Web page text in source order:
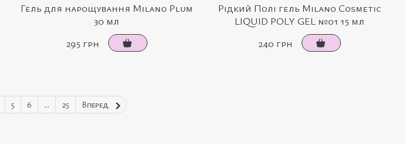
Гель для нарощування Milano Plum
30 мл
295 грн
Рідкий Полі гель Milano Cosmetic
LIQUID POLY GEL №01 15 мл
240 грн
5 6 ... 25 Вперед